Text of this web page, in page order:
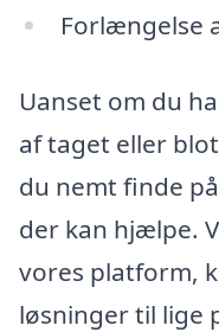
Forlængelse
Uanset om du
af taget eller
du nemt finde
der kan hjælpe.
vores platform,
løsninger til lige